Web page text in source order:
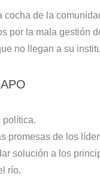
cocha de la
por la mala gestión
no llegan a su
política.
promesas de los
solución a los
río.